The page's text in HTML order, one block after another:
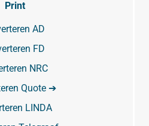
Print
AD
FD
NRC
Quote ➔
LINDA